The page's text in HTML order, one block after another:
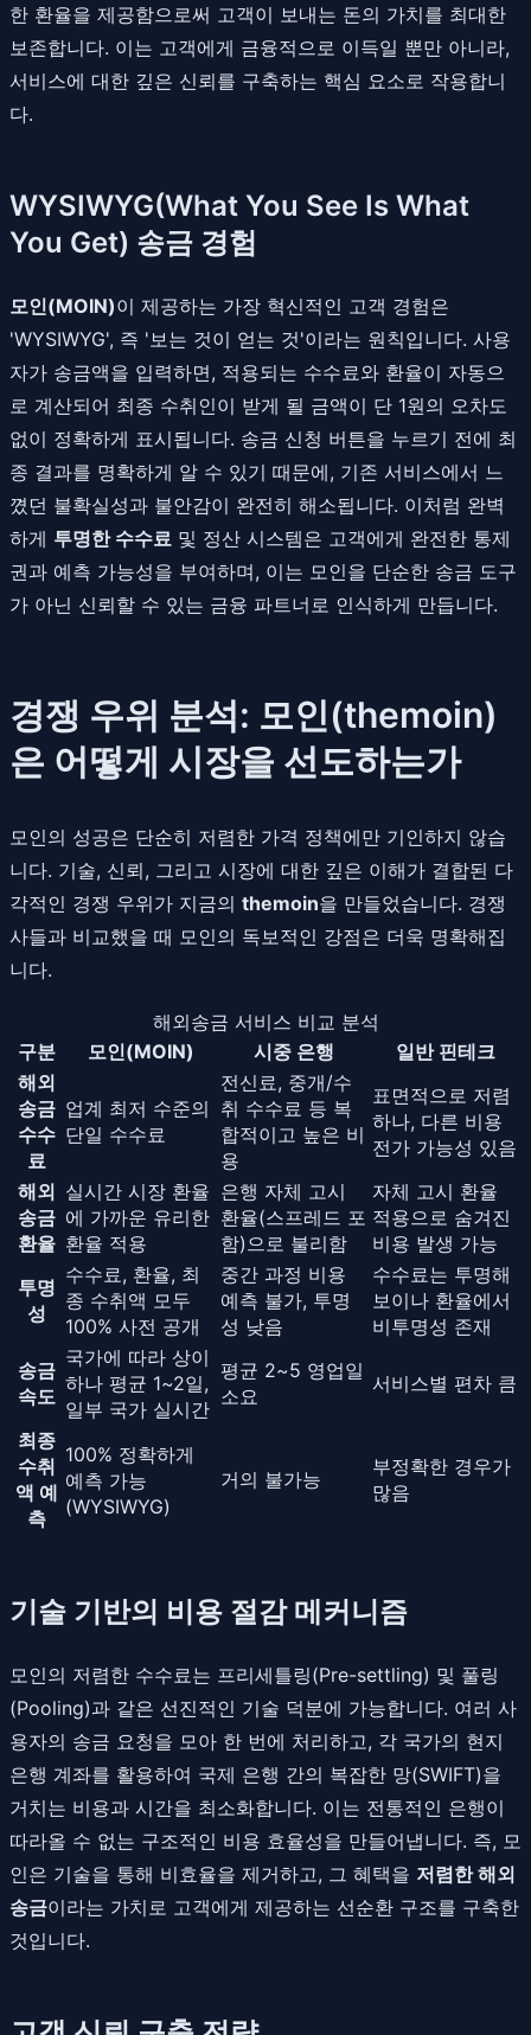
한 환율을 제공함으로써 고객이 보내는 돈의 가치를 최대한
보존합니다. 이는 고객에게 금융적으로 이득일 뿐만 아니라,
서비스에 대한 깊은 신뢰를 구축하는 핵심 요소로 작용합니
다.
WYSIWYG(What You See Is What
You Get) 송금 경험
모인(MOIN)이 제공하는 가장 혁신적인 고객 경험은
'WYSIWYG', 즉 '보는 것이 얻는 것'이라는 원칙입니다. 사용
자가 송금액을 입력하면, 적용되는 수수료와 환율이 자동으
로 계산되어 최종 수취인이 받게 될 금액이 단 1원의 오차도
없이 정확하게 표시됩니다. 송금 신청 버튼을 누르기 전에 최
종 결과를 명확하게 알 수 있기 때문에, 기존 서비스에서 느
꼈던 불확실성과 불안감이 완전히 해소됩니다. 이처럼 완벽
하게 투명한 수수료 및 정산 시스템은 고객에게 완전한 통제
권과 예측 가능성을 부여하며, 이는 모인을 단순한 송금 도구
가 아닌 신뢰할 수 있는 금융 파트너로 인식하게 만듭니다.
경쟁 우위 분석: 모인(themoin)
은 어떻게 시장을 선도하는가
모인의 성공은 단순히 저렴한 가격 정책에만 기인하지 않습
니다. 기술, 신뢰, 그리고 시장에 대한 깊은 이해가 결합된 다
각적인 경쟁 우위가 지금의 themoin을 만들었습니다. 경쟁
사들과 비교했을 때 모인의 독보적인 강점은 더욱 명확해집
니다.
해외송금 서비스 비교 분석
구분
모인(MOIN) 시중 은행
일반 핀테크
해외
송금
수수
료
업계 최저 수준의
단일 수수료
전신료, 중개/수
취 수수료 등 복
합적이고 높은 비
용
표면적으로 저렴
하나, 다른 비용
전가 가능성 있음
해외
송금
환율
실시간 시장 환율
에 가까운 유리한
환율 적용
은행 자체 고시
환율(스프레드 포
함)으로 불리함
자체 고시 환율
적용으로 숨겨진
비용 발생 가능
투명
성
수수료, 환율, 최
종 수취액 모두
100% 사전 공개
중간 과정 비용
예측 불가, 투명
성 낮음
수수료는 투명해
보이나 환율에서
비투명성 존재
송금
속도
국가에 따라 상이
하나 평균 1~2일,
일부 국가 실시간
평균 2~5 영업일
소요
서비스별 편차 큼
최종
수취
액 예
측
100% 정확하게
예측 가능
(WYSIWYG)
거의 불가능
부정확한 경우가
많음
기술 기반의 비용 절감 메커니즘
모인의 저렴한 수수료는 프리세틀링(Pre-settling) 및 풀링
(Pooling)과 같은 선진적인 기술 덕분에 가능합니다. 여러 사
용자의 송금 요청을 모아 한 번에 처리하고, 각 국가의 현지
은행 계좌를 활용하여 국제 은행 간의 복잡한 망(SWIFT)을
거치는 비용과 시간을 최소화합니다. 이는 전통적인 은행이
따라올 수 없는 구조적인 비용 효율성을 만들어냅니다. 즉, 모
인은 기술을 통해 비효율을 제거하고, 그 혜택을 저렴한 해외
송금이라는 가치로 고객에게 제공하는 선순환 구조를 구축한
것입니다.